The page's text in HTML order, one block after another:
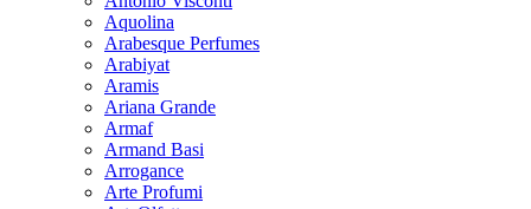
Aquolina
Arabesque Perfumes
Arabiyat
Aramis
Ariana Grande
Armaf
Armand Basi
Arrogance
Arte Profumi